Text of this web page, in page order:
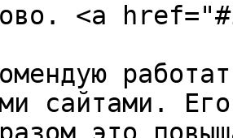
<a
сайтами.